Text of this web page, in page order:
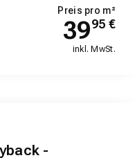
Preis pro m²
3995 €
inkl. MwSt.
-